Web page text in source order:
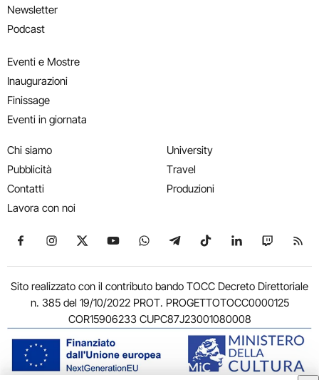
Newsletter
Podcast
Eventi e Mostre
Inaugurazioni
Finissage
Eventi in giornata
Chi siamo
Pubblicità
Contatti
Lavora con noi
University
Travel
Produzioni
Seguici su Facebook
Seguici su Instagram
Seguici su X
Seguici su YouTube
Seguici su WhatsApp
Seguici su Telegram
Seguici su TikTok
Seguici su
Seguici
Sito realizzato con il contributo bando TOCC Decreto Direttoriale
n. 385 del 19/10/2022 PROT. PROGETTOTOCC0000125
COR15906233 CUPC87J23001080008